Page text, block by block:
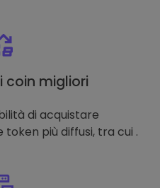
coin migliori
di acquistare
più diffusi, tra cui .